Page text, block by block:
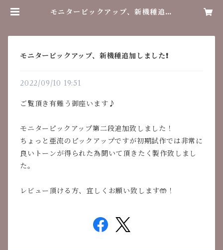
モニターピックアップ、新機種追加
モニターピックアップ、新機種追加しました❗️
2022/09/10 19:51
ご覧頂き有難う御座います♪
モニターピックアップ第二段追加致しました！
ちょっと亜流のピックアップですが初期試作では非常に
良いトーンが得られた為聞いて頂きたく製作致しまし
た。
レビュー頂ける方、宜しくお願い致します🤲！